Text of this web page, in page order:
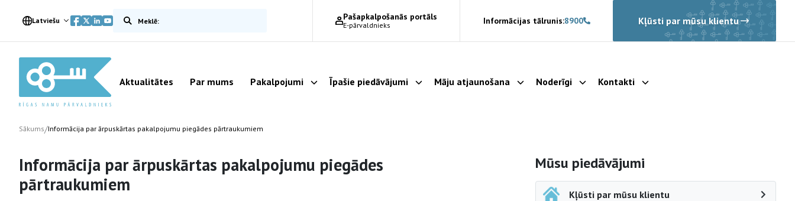
Latviešu Meklēt vietnē Pašapkalpošanās portāls
E-pārvaldnieks Informācijas tālrunis:8900 Kļūsti par mūsu klientu
Aktualitātes Par mums Pakalpojumi Parādīt apakšizvēlni
Īpašie piedāvājumi Parādīt apakšizvēlni
Māju atjaunošana Parādīt apakšizvēlni
Noderīgi Parādīt apakšizvēlni
Kontakti Parādīt apakšizvēlni
Sākums/Informācija par ārpuskārtas pakalpojumu piegādes pārtraukumiem
Informācija par ārpuskārtas pakalpojumu piegādes
pārtraukumiem
Sāna navigācija
Mūsu piedāvājumi
Kļūsti par mūsu klientu